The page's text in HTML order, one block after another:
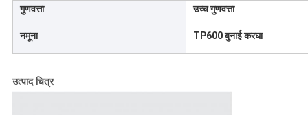
गुणवत्ता उच्च गुणवत्ता
नमूना TP600 बुनाई करघा
उत्पाद चित्र